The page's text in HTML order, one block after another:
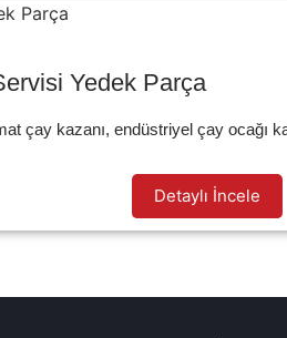
Yedek Parça
çay kazanı, endüstriyel çay ocağı
Detaylı İncele